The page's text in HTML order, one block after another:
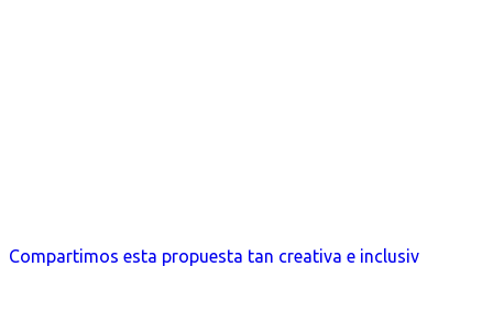
Compartimos esta propuesta tan creativa e inclusiv